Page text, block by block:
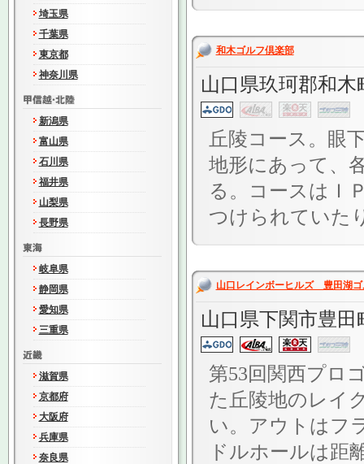
埼玉県
千葉県
東京都
神奈川県
新潟県
富山県
石川県
福井県
山梨県
長野県
岐阜県
静岡県
愛知県
三重県
滋賀県
京都府
大阪府
兵庫県
奈良県
和木ゴルフ倶楽部
山口県玖珂郡和木
丘陵コース。眼
地形にあって、
る。コースはＩ
つけられていた
山口レインボーヒルズ 豊田湖ゴ
山口県下関市豊田
第53回関西プロ
た丘陵地のレイ
い。アウトはフ
ドルホールは距